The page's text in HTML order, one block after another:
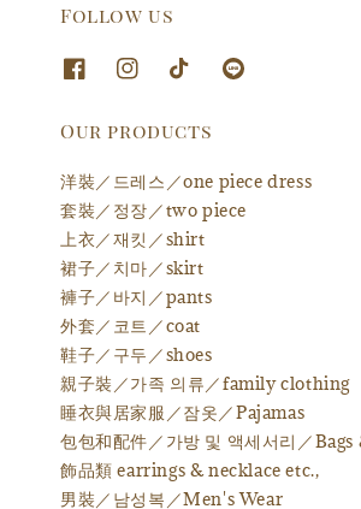
Follow us
Our products
洋裝／드레스／one piece dress
套裝／정장／two piece
上衣／재킷／shirt
裙子／치마／skirt
褲子／바지／pants
外套／코트／coat
鞋子／구두／shoes
親子裝／가족 의류／family clothing
睡衣與居家服／잠옷／Pajamas
包包和配件／가방 및 액세서리／
飾品類 earrings & necklace etc.,
男裝／남성복／Men's Wear